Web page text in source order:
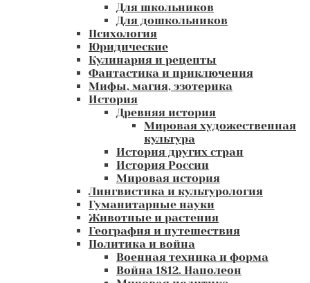
Для школьников
Для дошкольников
Психология
Юридические
Кулинария и рецепты
Фантастика и приключения
Мифы, магия, эзотерика
История
Древняя история
Мировая художественная
культура
История других стран
История России
Мировая история
Лингвистика и культурология
Гуманитарные науки
Животные и растения
География и путешествия
Политика и война
Военная техника и форма
Война 1812. Наполеон